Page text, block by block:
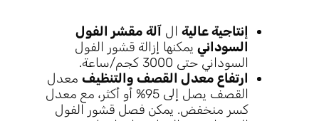
إنتاجية عالية ال آلة مقشر الفول
السوداني يمكنها إزالة قشور الفول
السوداني حتى 3000 كجم/ساعة.
ارتفاع معدل القصف والتنظيف معدل
القصف يصل إلى 95% أو أكثر، مع معدل
كسر منخفض. يمكن فصل قشور الفول